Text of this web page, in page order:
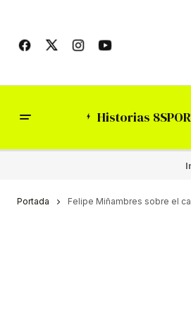
Historias
Portada Felipe Miñambres sobre el